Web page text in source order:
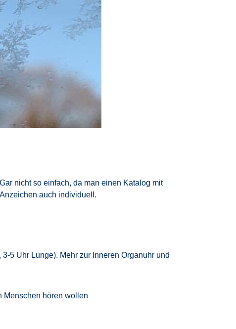
nicht so einfach, da man einen Katalog mit
auch individuell.
5 Uhr Lunge). Mehr zur Inneren Organuhr und
Menschen hören wollen